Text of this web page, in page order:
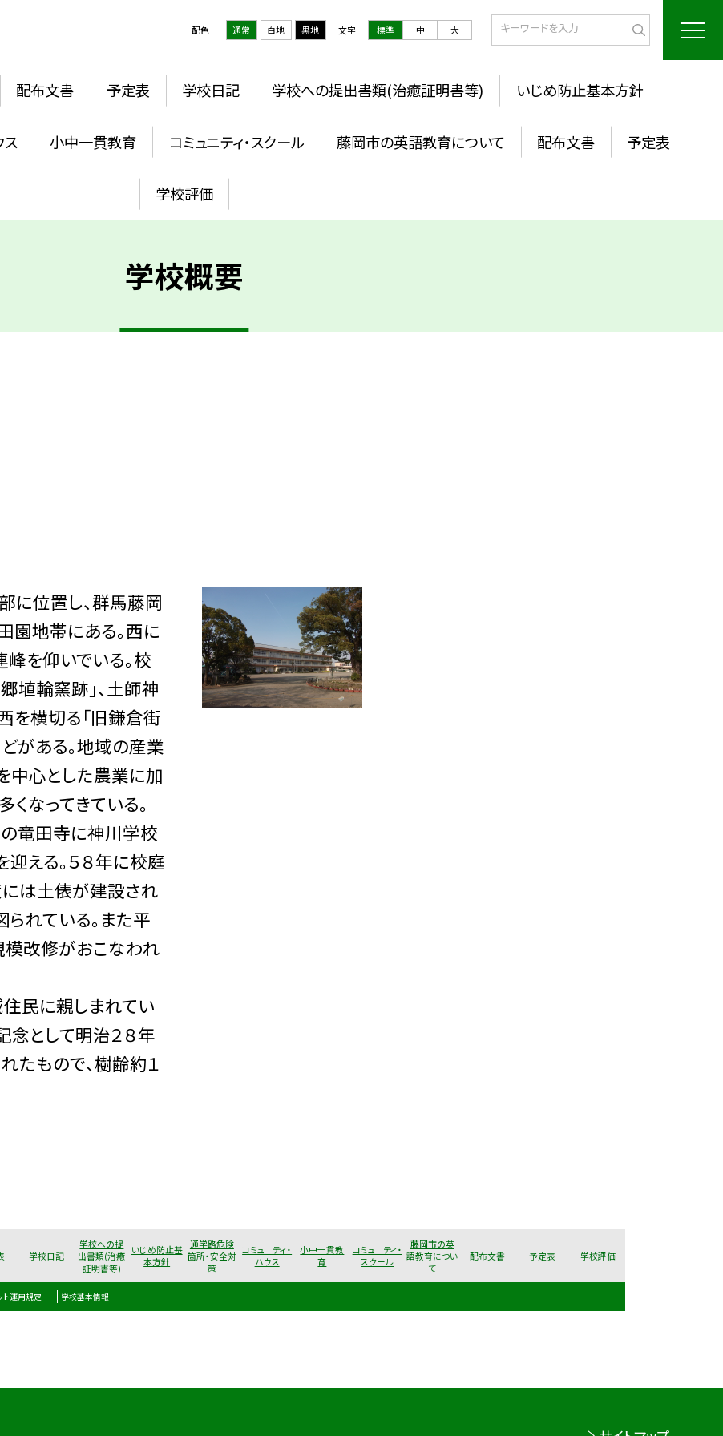
配色 通常 白地 黒地 文字 標準 中 大
配布文書 予定表 学校日記 学校への提出書類(治癒証明書等) いじめ防止基本方針
ス 小中一貫教育 コミュニティ・スクール 藤岡市の英語教育について 配布文書 予定表
学校評価
学校概要
に位置し、群馬藤岡
園地帯にある。西に
を仰いでいる。校
埴輪窯跡」、土師神
を横切る「旧鎌倉街
どがある。地域の産業
中心とした農業に加
なってきている。
竜田寺に神川学校
迎える。５８年に校庭
には土俵が建設され
れている。また平
模改修がおこなわれ
民に親しまれてい
念として明治２８年
たもので、樹齢約１
ト運用規定 学校基本情報
学校日記
学校への提
出書類(治癒
証明書等)
いじめ防止基
本方針
通学路危険
箇所・安全対
策
コミュニティ・
ハウス
小中一貫教
育
コミュニティ・
スクール
藤岡市の英
語教育につい
て
配布文書 予定表 学校評価